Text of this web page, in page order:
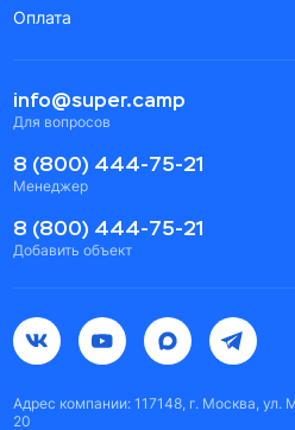
Оплата
info@super.camp
Для вопросов
8 (800) 444-75-21
Менеджер
8 (800) 444-75-21
Добавить объект
Адрес компании: 117148, г. Москва, ул.
20